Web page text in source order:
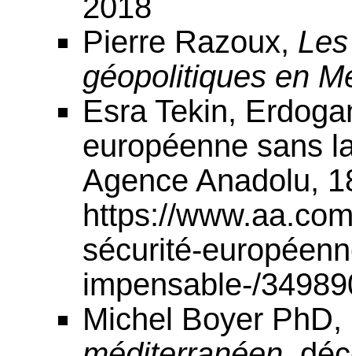
2018
Pierre Razoux,
géopolitiques en
Esra Tekin,
européenne sans
Agence Anadolu,
https://
sécurité-
impensable-/
Michel Boyer PhD,